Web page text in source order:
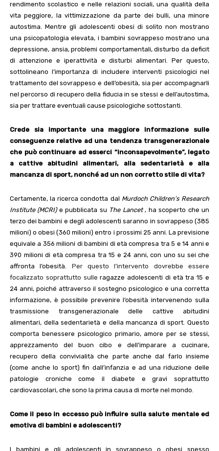
rendimento scolastico e nelle relazioni sociali, una qualità della
vita peggiore, la vittimizzazione da parte dei bulli, una minore
autostima. Mentre gli adolescenti obesi di solito non mostrano
una psicopatologia elevata, i bambini sovrappeso mostrano una
depressione, ansia, problemi comportamentali, disturbo da deficit
di attenzione e iperattività e disturbi alimentari. Per questo,
sottolineano l’importanza di includere interventi psicologici nel
trattamento del sovrappeso e dell’obesità, sia per accompagnarli
nel percorso di recupero della fiducia in se stessi e dell’autostima,
sia per trattare eventuali cause psicologiche sottostanti.
Crede sia importante una maggiore informazione sulle
conseguenze relative ad una tendenza transgenerazionale
che può continuare ad esserci “inconsapevolmente”, legato
a cattive abitudini alimentari, alla sedentarietà e alla
mancanza di sport, nonché ad un non corretto stile di vita?
Certamente, la ricerca condotta dal Murdoch Children’s Research
Institute (MCRI)e pubblicata su The Lancet, ha scoperto che un
terzo dei bambini e degli adolescenti saranno in sovrappeso (385
milioni) o obesi (360 milioni) entro i prossimi 25 anni. La previsione
equivale a 356 milioni di bambini di età compresa tra 5 e 14 anni e
390 milioni di età compresa tra 15 e 24 anni, con uno su sei che
affronta l’obesità. Per questo l’intervento dovrebbe essere
focalizzato soprattutto sulleragazze adolescenti di età tra 15 e
24 anni, poiché attraverso il sostegno psicologico e una corretta
informazione, è possibile prevenire l’obesità intervenendo sulla
trasmissione transgenerazionale delle cattive abitudini
alimentari, della sedentarietà e della mancanza di sport. Questo
comporta benessere psicologico primario, amore per se stessi,
apprezzamento del buon cibo e dell’imparare a cucinare,
recupero della convivialità che parte anche dal farlo insieme
(come anche lo sport) fin dall’infanzia e ad una riduzione delle
patologie croniche come il diabete e gravi soprattutto
cardiovascolari, che sono la prima causa di morte nel mondo.
Come il peso in eccesso può influire sulla salute mentale ed
emotiva di bambini e adolescenti?
I bambini e gli adolescenti in sovrappeso o obesi spesso